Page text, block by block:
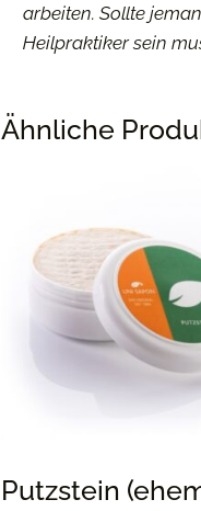
arbeiten. Sollte
Heilpraktiker sein
Ähnliche
Putzstein